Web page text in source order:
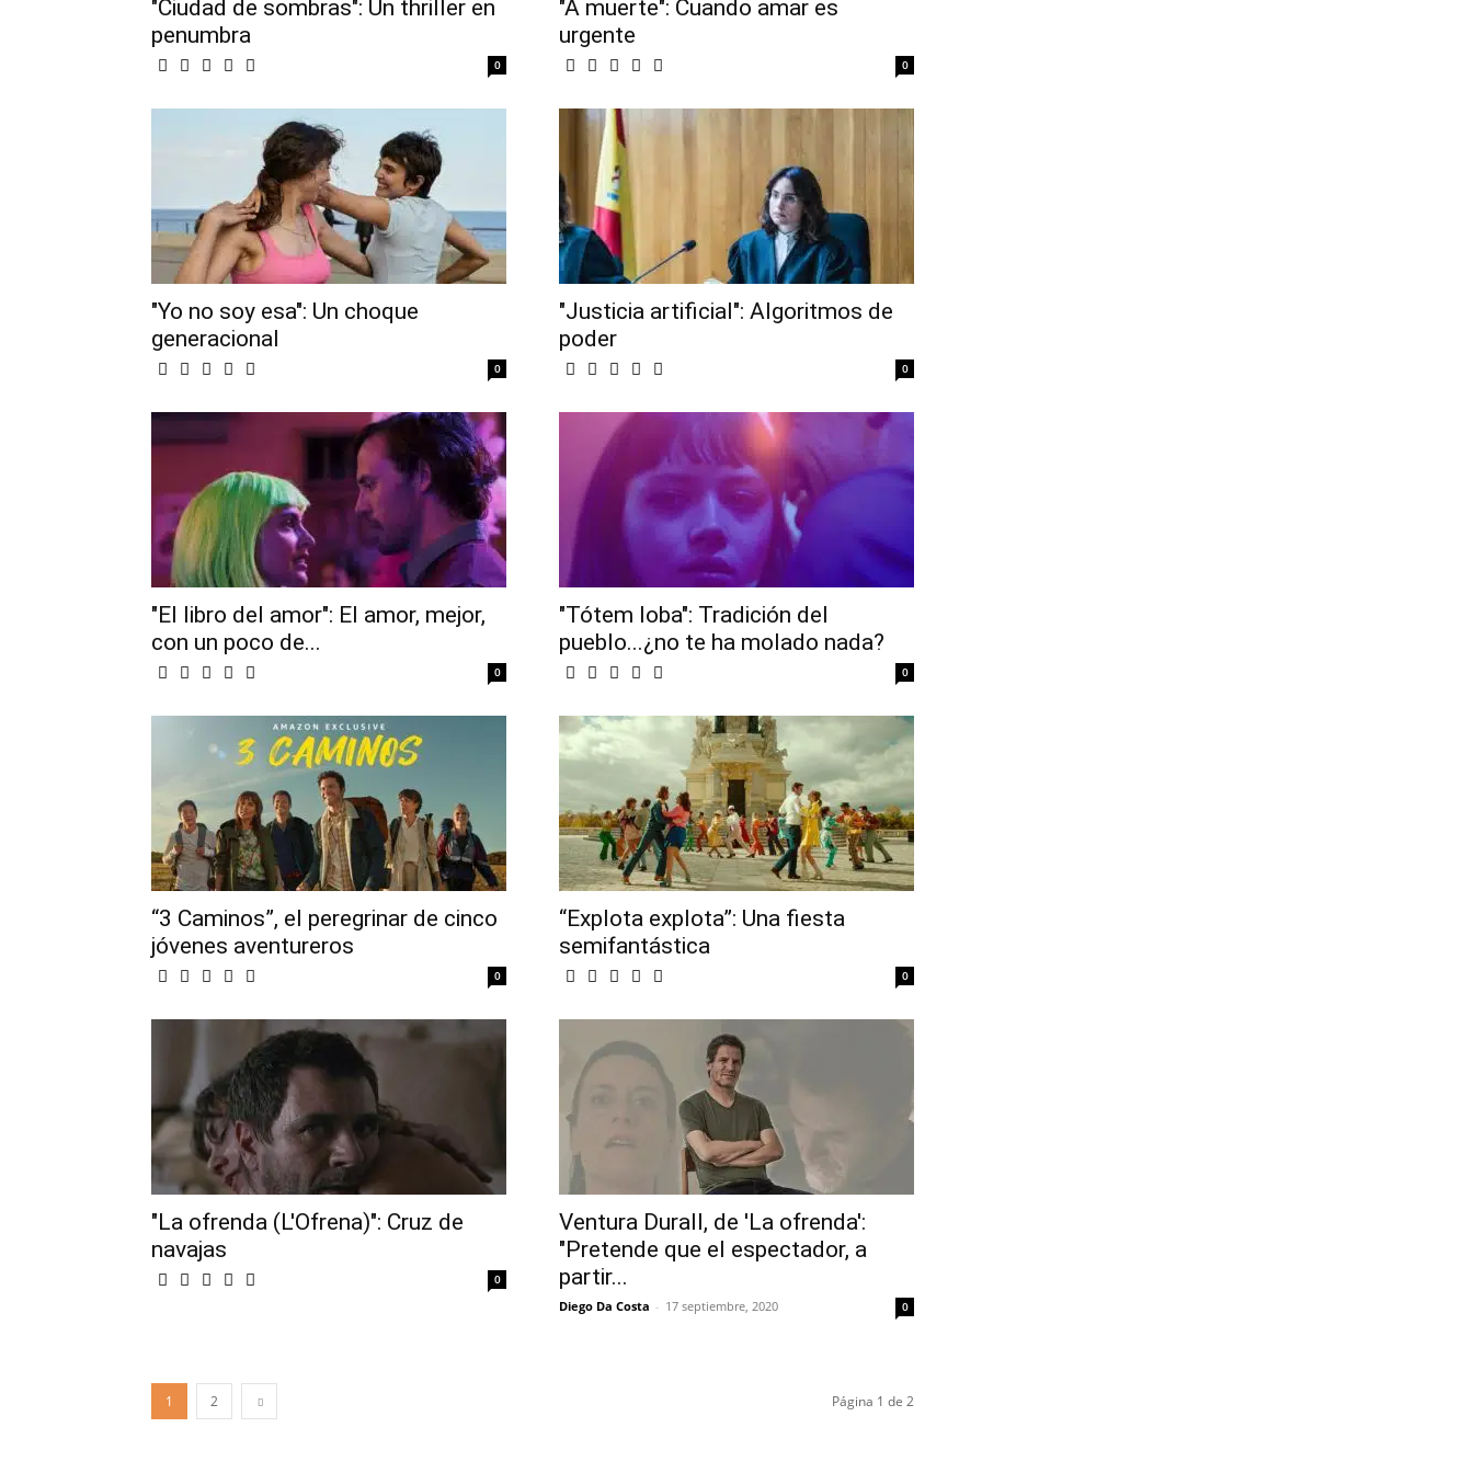
"Ciudad de sombras": Un thriller en
penumbra
0
"A muerte": Cuando amar es
urgente
0
"Yo no soy esa": Un choque
generacional
0
"Justicia artificial": Algoritmos de
poder
0
"El libro del amor": El amor, mejor,
con un poco de...
0
"Tótem loba": Tradición del
pueblo...¿no te ha molado nada?
0
“3 Caminos”, el peregrinar de cinco
jóvenes aventureros
0
“Explota explota”: Una fiesta
semifantástica
0
"La ofrenda (L'Ofrena)": Cruz de
navajas
0
Ventura Durall, de 'La ofrenda':
"Pretende que el espectador, a
partir...
Diego Da Costa - 17 septiembre, 2020 0
1 2 Página 1 de 2